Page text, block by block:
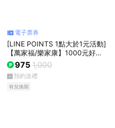
電子票券
[LINE POINTS 1點大於1元活動]
【萬家福/樂家康】1000元好禮
即享券(本券無法存入錢包中使
用)
975 1,000
預約送禮
有兌換期